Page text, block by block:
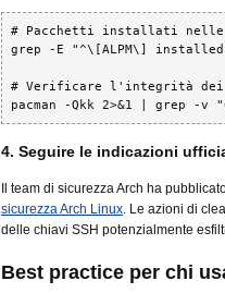
# Pacchetti installati nelle
grep -E "^\[ALPM\]
# Verificare l'integrità
pacman -Qkk 2>&1 | grep -v
4. Seguire le indicazioni
Il team di sicurezza Arch ha
sicurezza Arch Linux. Le azioni di
delle chiavi SSH potenzialmente
Best practice per chi